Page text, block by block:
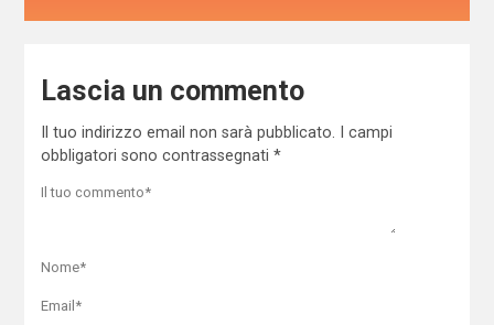
Lascia un commento
Il tuo indirizzo email non sarà pubblicato.
I campi
obbligatori sono contrassegnati *